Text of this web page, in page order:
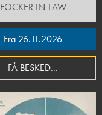
FOCKER IN-LAW
Fra 26.11.2026
FÅ BESKED...